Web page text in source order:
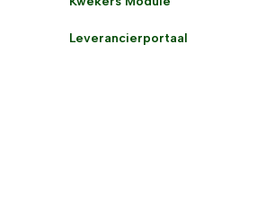
Leverancierportaal